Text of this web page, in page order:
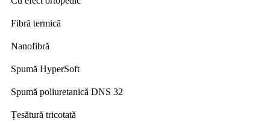
Fibră termică
Nanofibră
Spumă HyperSoft
Spumă poliuretanică DNS 32
Țesătură tricotată